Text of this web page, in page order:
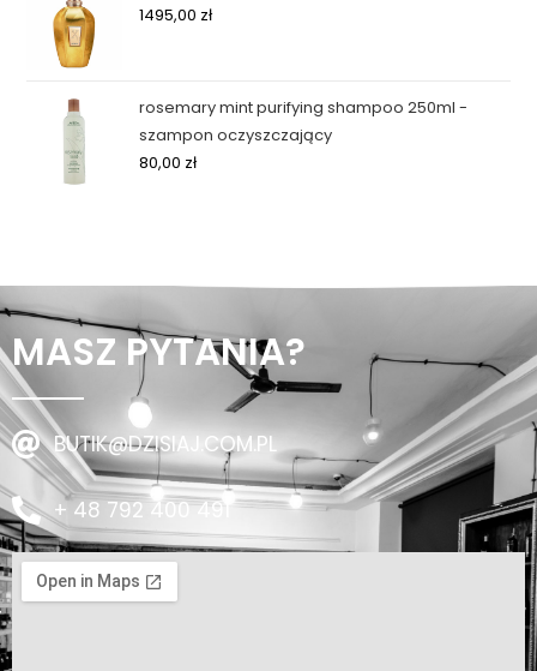
1495,00 zł
rosemary mint purifying shampoo 250ml -
szampon oczyszczający
80,00 zł
MASZ PYTANIA?
BUTIK@DZISIAJ.COM.PL
+ 48 792 400 491